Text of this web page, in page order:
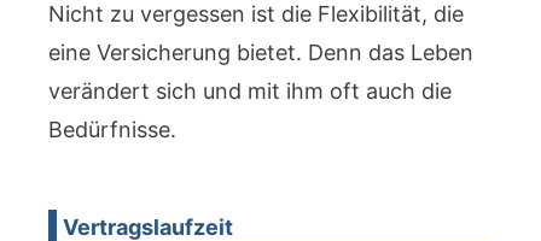
Nicht zu vergessen ist die Flexibilität, die
eine Versicherung bietet. Denn das Leben
verändert sich und mit ihm oft auch die
Bedürfnisse.
Vertragslaufzeit